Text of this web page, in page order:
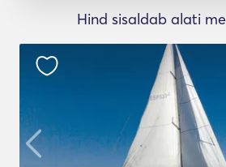
Hind sisaldab alati